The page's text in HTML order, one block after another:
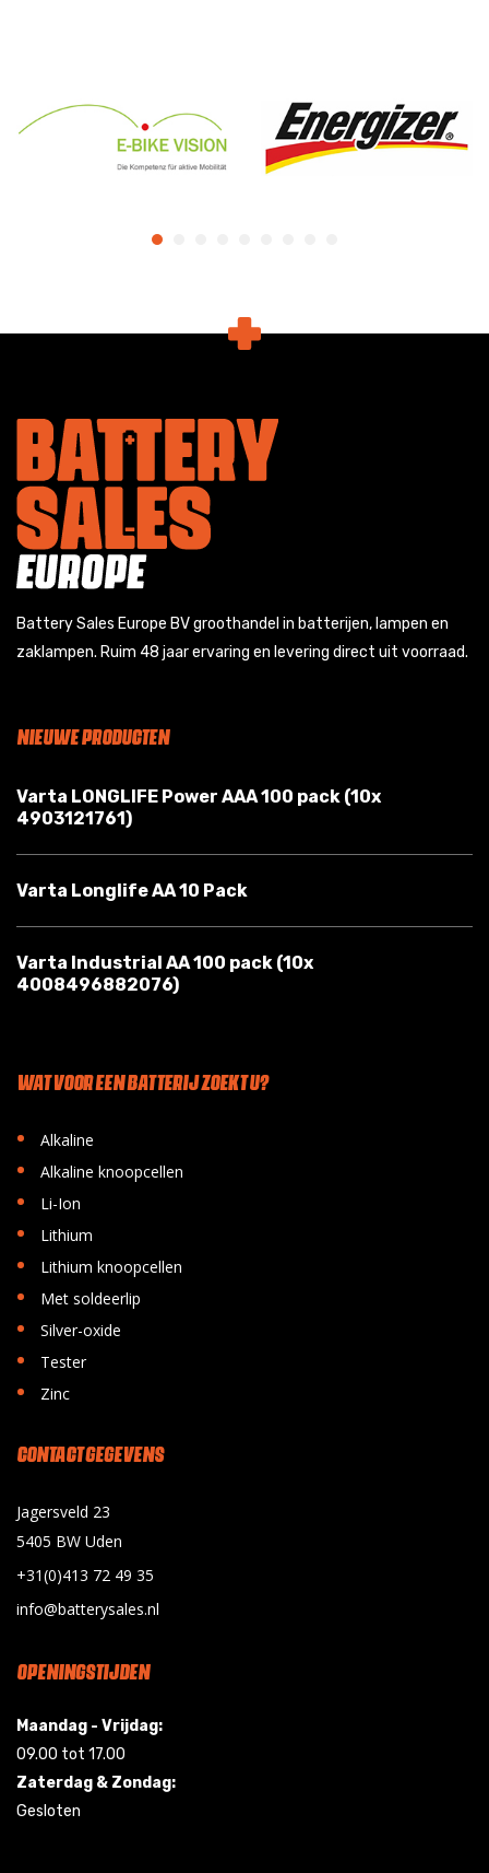
Battery Sales Europe BV groothandel in batterijen, lampen en
zaklampen. Ruim 48 jaar ervaring en levering direct uit voorraad.
NIEUWE PRODUCTEN
Varta LONGLIFE Power AAA 100 pack (10x
4903121761)
Varta Longlife AA 10 Pack
Varta Industrial AA 100 pack (10x
4008496882076)
WAT VOOR EEN BATTERIJ ZOEKT U?
• Alkaline
• Alkaline knoopcellen
• Li-Ion
• Lithium
• Lithium knoopcellen
• Met soldeerlip
• Silver-oxide
• Tester
• Zinc
CONTACT GEGEVENS
Jagersveld 23
5405 BW Uden
+31(0)413 72 49 35
info@batterysales.nl
OPENINGSTIJDEN
Maandag - Vrijdag:
09.00 tot 17.00
Zaterdag & Zondag:
Gesloten